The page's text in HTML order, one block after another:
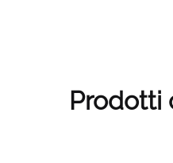
Prodotti